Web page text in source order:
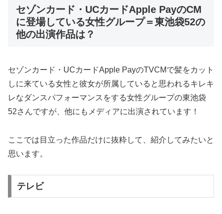
セゾンカード・UCカードApple PayのCM
に登場している女性グループ＝東池袋52の
他の出演作品は？
セゾンカード・UCカードApple PayのTVCMで髪をカット
しに来ている女性と彼女が所属していると思われるキレキ
レなダンスパフォーマンスをする女性グループの東池袋
52さんですが、他にもメディアに出演されています！
ここでは目立った作品だけに抜粋して、紹介してみたいと
思います。
テレビ